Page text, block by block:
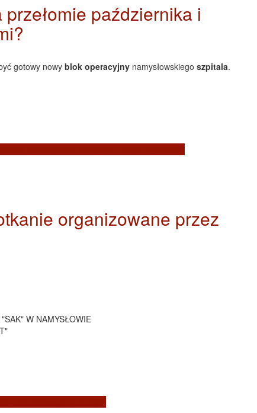
października i
gotowy nowy blok operacyjny namysłowskiego szpitala.
organizowane przez
W NAMYSŁOWIE